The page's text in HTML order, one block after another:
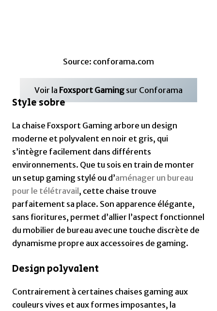
pour le télétravail, cette chaise trouve
sans fioritures, permet d’allier l’aspect fonctionnel
du mobilier de bureau avec une touche discrète de
Design polyvalent
Contrairement à certaines chaises gaming aux
couleurs vives et aux formes imposantes, la
Foxsport Gaming mise sur la sobriété. Ses lignes
épurées et son revêtement noir et gris lui donnent
une apparence classique et discrète. Cela permet
de conserver une ambiance professionnelle pour le
télétravail tout en conservant un côté gaming
fait une chaise qui ne détonne pas dans un espace
essentielles pour des sessions de jeu confortables.